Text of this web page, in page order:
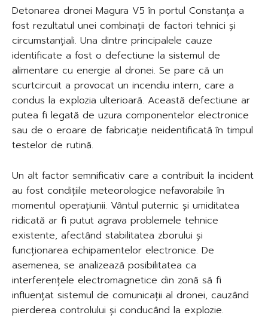
Detonarea dronei Magura V5 în portul Constanța a
fost rezultatul unei combinații de factori tehnici și
circumstanțiali. Una dintre principalele cauze
identificate a fost o defectiune la sistemul de
alimentare cu energie al dronei. Se pare că un
scurtcircuit a provocat un incendiu intern, care a
condus la explozia ulterioară. Această defectiune ar
putea fi legată de uzura componentelor electronice
sau de o eroare de fabricație neidentificată în timpul
testelor de rutină.
Un alt factor semnificativ care a contribuit la incident
au fost condițiile meteorologice nefavorabile în
momentul operațiunii. Vântul puternic și umiditatea
ridicată ar fi putut agrava problemele tehnice
existente, afectând stabilitatea zborului și
funcționarea echipamentelor electronice. De
asemenea, se analizează posibilitatea ca
interferențele electromagnetice din zonă să fi
influențat sistemul de comunicații al dronei, cauzând
pierderea controlului și conducând la explozie.